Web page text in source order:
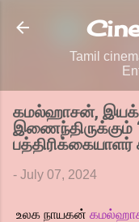
Tamil
கமல்ஹாசன்,
இணைந்திருக்கும்
பத்திரிக்கையாளர்
- July 07, 2024
உலக நாயகன்